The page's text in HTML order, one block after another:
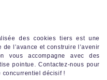
des cookies tiers est une
l’avance et construire l’avenir
vous accompagne avec des
pointue. Contactez-nous pour
concurrentiel décisif !